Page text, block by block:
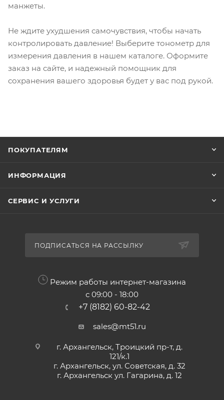
манжеты.
Не ждите ухудшения самочувствия, чтобы начать
контролировать давление! Выберите тонометр для
измерения давления в нашем каталоге. Оформите
заказ на сайте, и надежный помощник для
сохранения вашего здоровья будет у вас под рукой.
ПОКУПАТЕЛЯМ
ИНФОРМАЦИЯ
СЕРВИС И УСЛУГИ
ПОДПИСАТЬСЯ НА РАССЫЛКУ
Режим работы интернет-магазина
с 09:00 - 18:00
+7 (8182) 60-82-42
sales@mt51.ru
г. Архангельск, Троицкий пр-т, д.
121/к.1
г. Архангельск, ул. Советская, д. 32
г. Архангельск ул. Гагарина, д. 12